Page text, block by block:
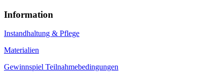
Information
Instandhaltung & Pflege
Materialien
Gewinnspiel Teilnahmebedingungen